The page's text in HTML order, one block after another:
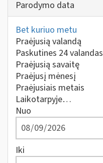
Parodymo data
Bet kuriuo metu
Praėjusią valandą
Paskutines 24 valandas
Praėjusią savaitę
Praėjusį mėnesį
Praėjusiais metais
Laikotarpyje…
Nuo
Iki